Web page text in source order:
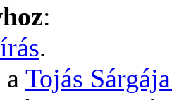
:
.
Tojás